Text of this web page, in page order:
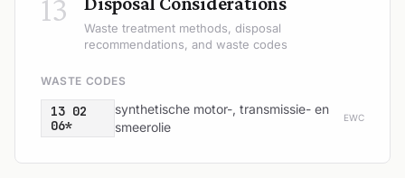
13
Waste treatment methods, disposal
recommendations, and waste codes
WASTE CODES
13 02
06*
synthetische motor-, transmissie- en
smeerolie
EWC